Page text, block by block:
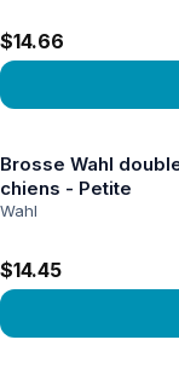
$14.66
Brosse Wahl
chiens - Petite
Wahl
$14.45